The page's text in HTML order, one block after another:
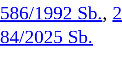
586/1992 Sb.,
84/2025 Sb.